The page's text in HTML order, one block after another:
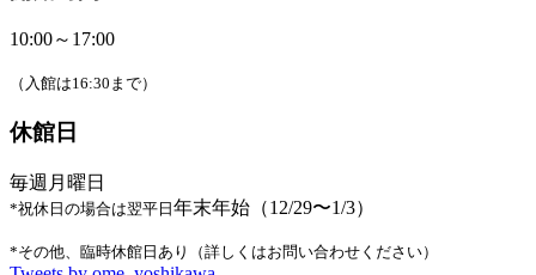
10:00～17:00
（入館は16:30まで）
休館日
毎週月曜日
*祝休日の場合は翌平日 年末年始（12/29〜1/3）
*その他、臨時休館日あり（詳しくはお問い合わせください）